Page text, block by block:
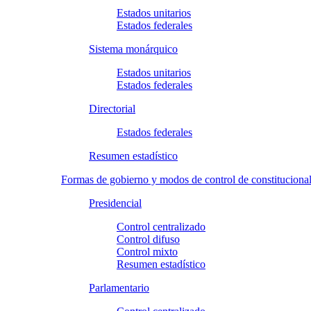
Estados unitarios
Estados federales
Sistema monárquico
Estados unitarios
Estados federales
Directorial
Estados federales
Resumen estadístico
Formas de gobierno y modos de control de
Presidencial
Control centralizado
Control difuso
Control mixto
Resumen estadístico
Parlamentario